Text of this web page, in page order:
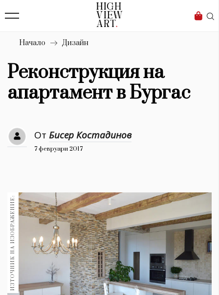
Бизнес
Мода
Dialogue
Изкуство
4340
Красота
777
Книги 1188
30+ 1970
Гурме 1710
Пътувай
237
Начало Дизайн
Реконструкция на
апартамент в Бургас
От Бисер Костадинов
7 февруари 2017
ИЗТОЧНИК НА ИЗОБРАЖЕНИЕ: